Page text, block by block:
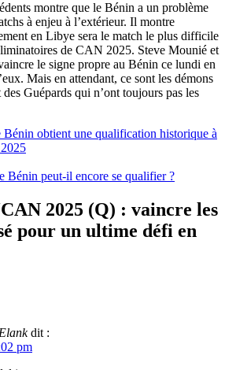
montre que le Bénin a un problème
à enjeu à l’extérieur. Il montre
en Libye sera le match le plus difficile
de CAN 2025. Steve Mounié et
le signe propre au Bénin ce lundi en
Mais en attendant, ce sont les démons
Guépards qui n’ont toujours pas les
obtient une qualification historique à
Bénin peut-il encore se qualifier ?
CAN 2025 (Q) : vaincre les
pour un ultime défi en
dit :
pm